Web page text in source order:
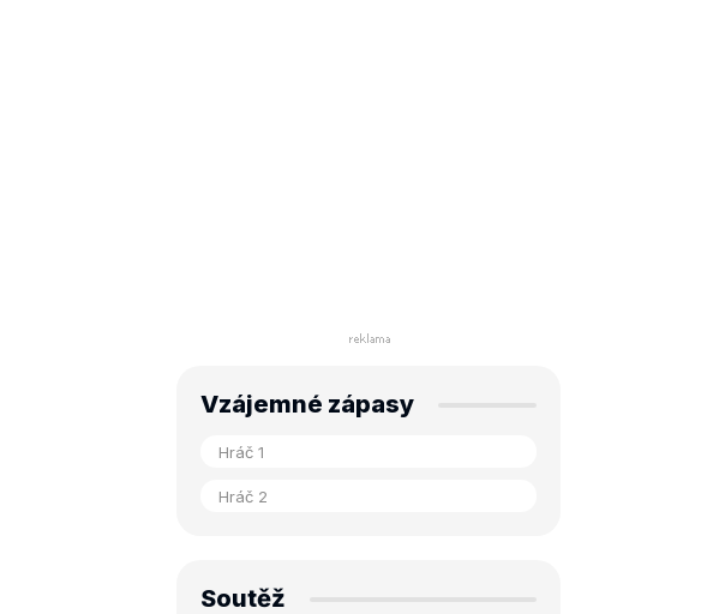
Vzájemné zápasy
Soutěž